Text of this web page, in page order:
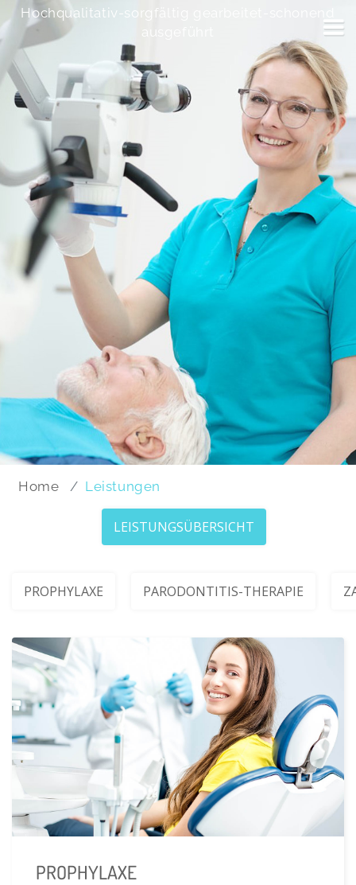
Hochqualitativ-sorgfältig gearbeitet-schonend
ausgeführt
Home Leistungen
LEISTUNGSÜBERSICHT
PROPHYLAXE PARODONTITIS-THERAPIE
PROPHYLAXE